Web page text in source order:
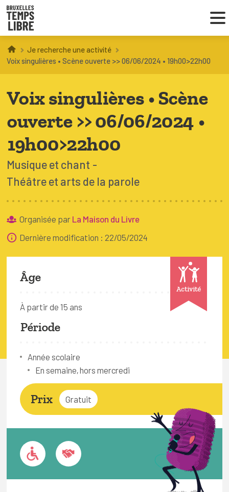
Infos parents
À BRUXELLES
FAQ
Connexion
Bruxelles Temps Libre
Je recherche une activité
Voix singulières • Scène ouverte >> 06/06/2024 • 19h00>22h00
Voix singulières • Scène
ouverte >> 06/06/2024 •
19h00>22h00
Musique et chant
Théâtre et arts de la parole
Organisée par La Maison du Livre
Dernière modification : 22/05/2024
Activité
Âge
À partir de 15 ans
Période
Année scolaire
En semaine, hors mercredi
Prix Gratuit